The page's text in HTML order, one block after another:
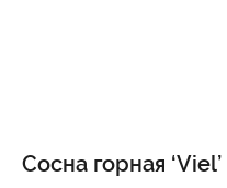
Сосна горная ‘Viel’